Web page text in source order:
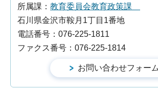
所属課： 教育委員会教育政策課
石川県金沢市鞍月1丁目1番地
電話番号：076-225-1811
ファクス番号：076-225-1814